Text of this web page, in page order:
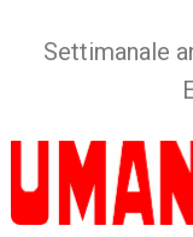
Settimanale